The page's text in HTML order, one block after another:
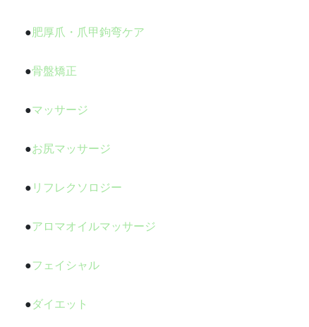
● 肥厚爪・爪甲鉤弯ケア
●骨盤矯正
●マッサージ
●お尻マッサージ
● リフレクソロジー
●アロマオイルマッサージ
●フェイシャル
●ダイエット